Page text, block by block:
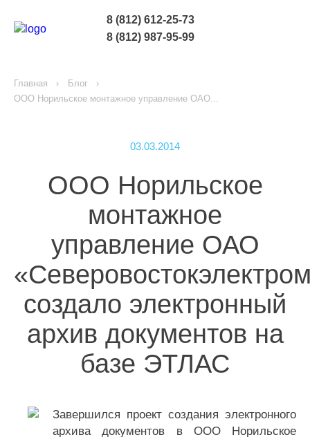
8 (812) 612-25-73
8 (812) 987-95-99
Главная
Блог
ООО Норильское монтажное управление ОАО...
03.03.2014
ООО Норильское
монтажное
управление ОАО
создало электронный
архив документов на
базе ЭТЛАС
Завершился проект создания электронного
архива документов в ООО Норильское